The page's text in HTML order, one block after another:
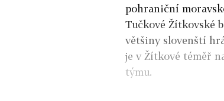
pohraniční
Tučkové Žítkovské
většiny slovenští
je v Žítkové téměř
týmu.